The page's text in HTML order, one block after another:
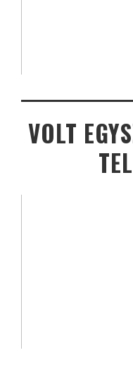
VOLT